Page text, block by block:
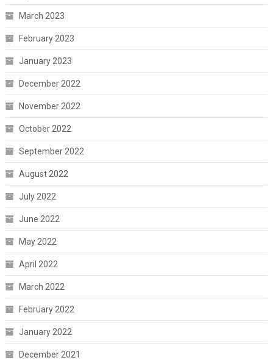
March 2023
February 2023
January 2023
December 2022
November 2022
October 2022
September 2022
August 2022
July 2022
June 2022
May 2022
April 2022
March 2022
February 2022
January 2022
December 2021